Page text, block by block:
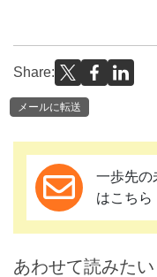
Share:
メールに転送
一歩先の
はこちら
あわせて読みたい